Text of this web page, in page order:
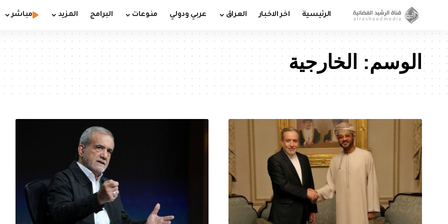
الرئيسية اخر الاخبار العراق عربي ودولي منوعات البرامج المزيد مباشر
الوسم: الخارجية